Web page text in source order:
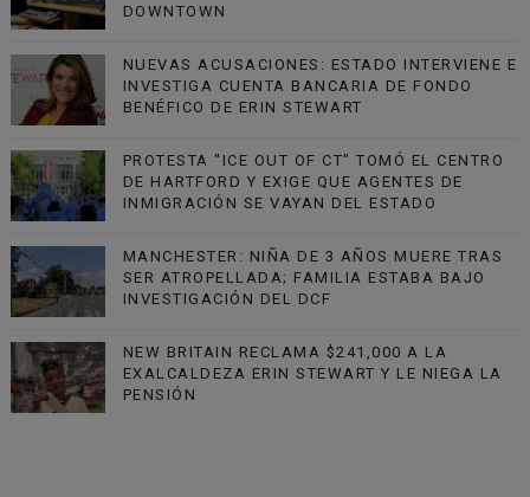
DOWNTOWN
NUEVAS ACUSACIONES: ESTADO INTERVIENE E
INVESTIGA CUENTA BANCARIA DE FONDO
BENÉFICO DE ERIN STEWART
PROTESTA "ICE OUT OF CT" TOMÓ EL CENTRO
DE HARTFORD Y EXIGE QUE AGENTES DE
INMIGRACIÓN SE VAYAN DEL ESTADO
MANCHESTER: NIÑA DE 3 AÑOS MUERE TRAS
SER ATROPELLADA; FAMILIA ESTABA BAJO
INVESTIGACIÓN DEL DCF
NEW BRITAIN RECLAMA $241,000 A LA
EXALCALDEZA ERIN STEWART Y LE NIEGA LA
PENSIÓN